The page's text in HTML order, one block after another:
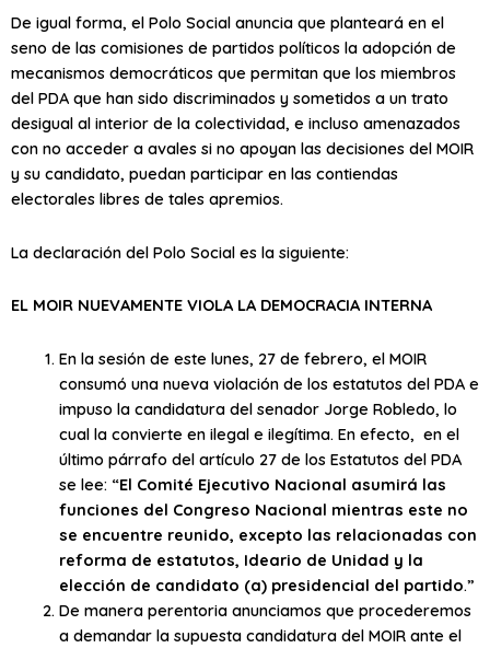
De igual forma, el Polo Social anuncia que planteará en el
seno de las comisiones de partidos políticos la adopción de
mecanismos democráticos que permitan que los miembros
del PDA que han sido discriminados y sometidos a un trato
desigual al interior de la colectividad, e incluso amenazados
con no acceder a avales si no apoyan las decisiones del MOIR
y su candidato, puedan participar en las contiendas
electorales libres de tales apremios.
La declaración del Polo Social es la siguiente:
EL MOIR NUEVAMENTE VIOLA LA DEMOCRACIA INTERNA
En la sesión de este lunes, 27 de febrero, el MOIR
consumó una nueva violación de los estatutos del PDA e
impuso la candidatura del senador Jorge Robledo, lo
cual la convierte en ilegal e ilegítima. En efecto, en el
último párrafo del artículo 27 de los Estatutos del PDA
se lee: “El Comité Ejecutivo Nacional asumirá las
funciones del Congreso Nacional mientras este no
se encuentre reunido, excepto las relacionadas con
reforma de estatutos, Ideario de Unidad y la
elección de candidato (a) presidencial del partido.”
De manera perentoria anunciamos que procederemos
a demandar la supuesta candidatura del MOIR ante el